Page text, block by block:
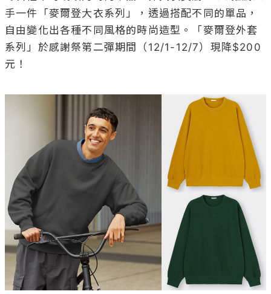
手一件「麥爾登大衣系列」，透過搭配不同的單品，
自由變化出各種不同風格的時尚造型。「麥爾登外套
系列」於感謝祭第二彈期間（12/1-12/7）現降$200
元！